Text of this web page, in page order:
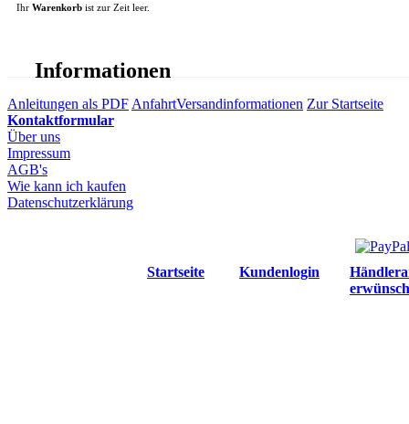
Ihr Warenkorb ist zur Zeit leer.
Informationen
Anleitungen als PDF AnfahrtVersandinformationen Zur Startseite
Kontaktformular
Über uns
Impressum
AGB's
Wie kann ich kaufen
Datenschutzerklärung
Startseite Kundenlogin